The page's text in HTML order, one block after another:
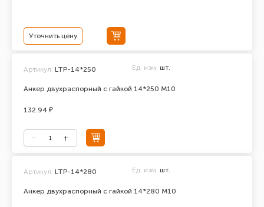
Уточнить цену
Анкер двухраспорный с гайкой 14*250 М10
Артикул: LTP-14*250 Ед. изм. шт.
132.94 ₽
Анкер двухраспорный с гайкой 14*280 М10
Артикул: LTP-14*280 Ед. изм. шт.